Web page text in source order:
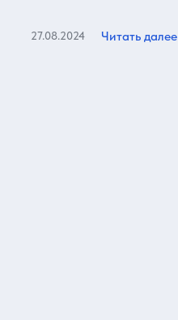
27.08.2024 Читать далее